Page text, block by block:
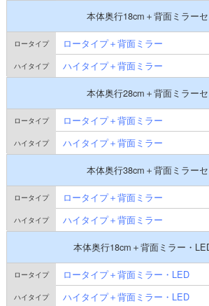
本体奥行18cm＋背面ミラーセ
ロータイプ＋背面ミラー
ハイタイプ＋背面ミラー
本体奥行28cm＋背面ミラーセ
ロータイプ＋背面ミラー
ハイタイプ＋背面ミラー
本体奥行38cm＋背面ミラーセ
ロータイプ＋背面ミラー
ハイタイプ＋背面ミラー
本体奥行18cm＋背面ミラー・
ロータイプ＋背面ミラー・LED
ハイタイプ＋背面ミラー・LED